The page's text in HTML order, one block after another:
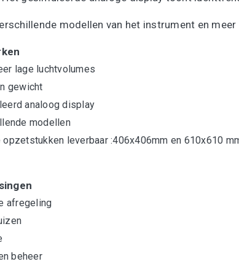
modellen van het instrument en
lage luchtvolumes
gewicht
analoog display
modellen
leverbaar :406x406mm en 610x610
afregeling
beheer